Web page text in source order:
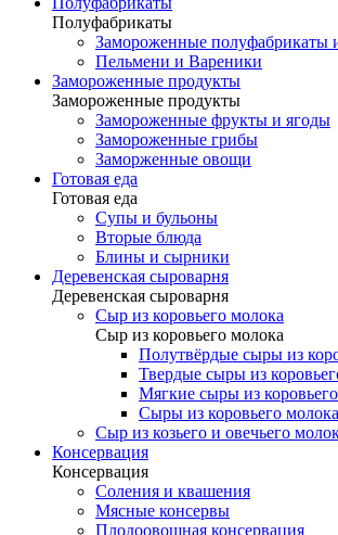
Полуфабрикаты
Замороженные полуфабрикаты
Пельмени и Вареники
Замороженные продукты
Замороженные продукты
Замороженные фрукты и ягоды
Замороженные грибы
Заморженные овощи
Готовая еда
Готовая еда
Супы и бульоны
Вторые блюда
Блины и сырники
Деревенская сыроварня
Деревенская сыроварня
Сыр из коровьего молока
Сыр из коровьего молока
Полутвёрдые сыры из
Твердые сыры из
Мягкие сыры из
Сыры из коровьего
Сыр из козьего и овечьего
Консервация
Консервация
Соления и квашения
Мясные консервы
Плодоовощная консервация